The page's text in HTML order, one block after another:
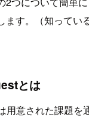
ます。（知ってい
とは
用意された課題を